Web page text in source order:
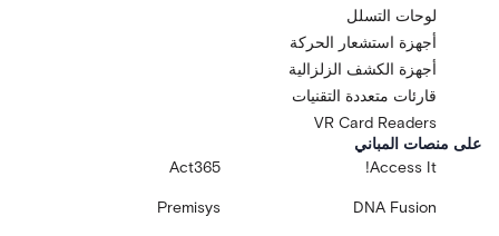
لوحات التسلل
أجهزة استشعار الحركة
أجهزة الكشف الزلزالية
قارئات متعددة التقنيات
VR Card Readers
على منصات المباني
Access It!
Act365
DNA Fusion
Premisys